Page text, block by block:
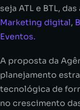
seja ATL e BTL,
Marketing digital,
Eventos.
A proposta da
planejamento
tecnológica de
no crescimento